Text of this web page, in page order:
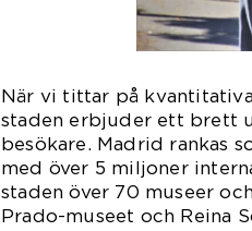
När vi tittar på
staden erbjuder ett brett
besökare. Madrid rankas
med över 5 miljoner
staden över 70 museer
Prado-museet och Reina